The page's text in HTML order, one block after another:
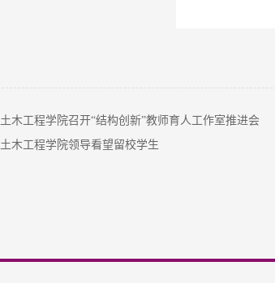
土木工程学院召开“结构创新”教师育人工作室推进会
木工程学院领导看望留校学生